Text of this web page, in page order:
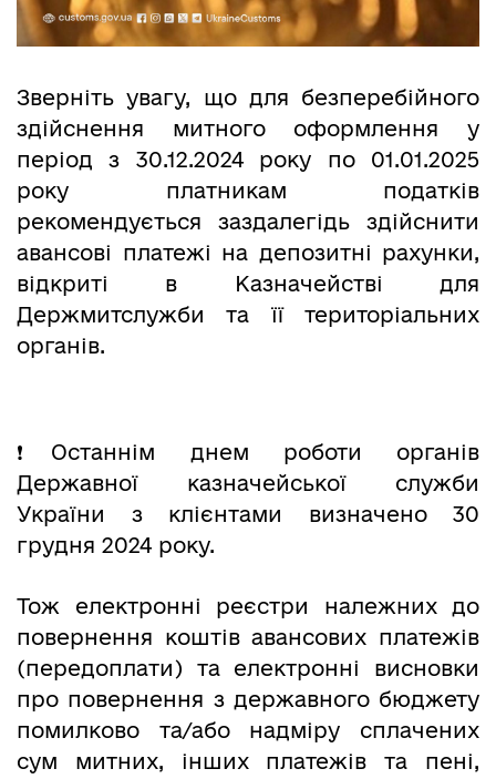
Зверніть увагу, що для безперебійного
здійснення митного оформлення у
період з 30.12.2024 року по 01.01.2025
року платникам податків
рекомендується заздалегідь здійснити
авансові платежі на депозитні рахунки,
відкриті в Казначействі для
Держмитслужби та її територіальних
органів.
❗️Останнім днем роботи органів
Державної казначейської служби
України з клієнтами визначено 30
грудня 2024 року.
Тож електронні реєстри належних до
повернення коштів авансових платежів
(передоплати) та електронні висновки
про повернення з державного бюджету
помилково та/або надміру сплачених
сум митних, інших платежів та пені,